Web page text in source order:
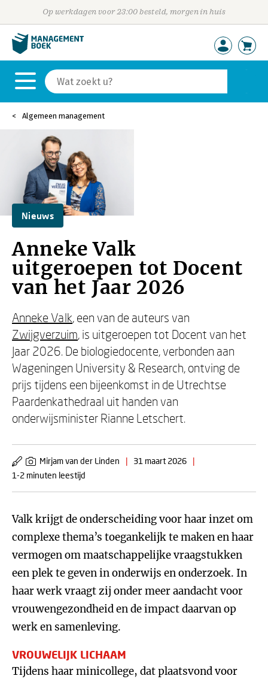
Op werkdagen voor 23:00 besteld, morgen in huis
Algemeen management
Nieuws
Anneke Valk
uitgeroepen tot Docent
van het Jaar 2026
Anneke Valk, een van de auteurs van
Zwijgverzuim, is uitgeroepen tot Docent van het
Jaar 2026. De biologiedocente, verbonden aan
Wageningen University & Research, ontving de
prijs tijdens een bijeenkomst in de Utrechtse
Paardenkathedraal uit handen van
onderwijsminister Rianne Letschert.
Mirjam van der Linden | 31 maart 2026
|
1-2 minuten leestijd
Valk krijgt de onderscheiding voor haar inzet om
complexe thema’s toegankelijk te maken en haar
vermogen om maatschappelijke vraagstukken
een plek te geven in onderwijs en onderzoek. In
haar werk vraagt zij onder meer aandacht voor
vrouwengezondheid en de impact daarvan op
werk en samenleving.
VROUWELIJK LICHAAM
Tijdens haar minicollege, dat plaatsvond voor